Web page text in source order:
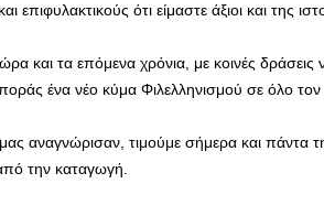
επιφυλακτικούς ότι είμαστε άξιοι και της
και τα επόμενα χρόνια, με κοινές
ένα νέο κύμα Φιλελληνισμού σε όλο
αναγνώρισαν, τιμούμε σήμερα και πάντα
την καταγωγή.